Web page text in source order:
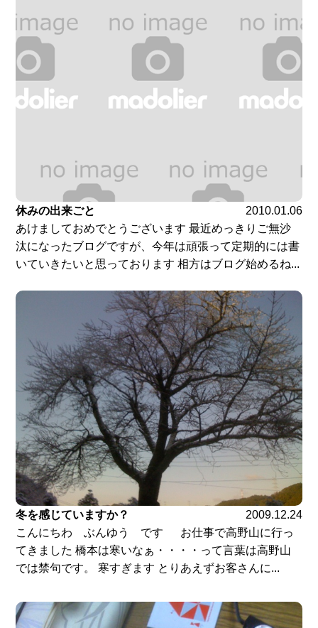
休みの出来ごと
2010.01.06
あけましておめでとうございます 最近めっきりご無沙
汰になったブログですが、今年は頑張って定期的には書
いていきたいと思っております 相方はブログ始めるね...
冬を感じていますか？
2009.12.24
こんにちわ ぶんゆう です お仕事で高野山に行っ
てきました 橋本は寒いなぁ・・・・って言葉は高野山
では禁句です。 寒すぎます とりあえずお客さんに...